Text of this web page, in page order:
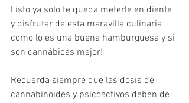
Listo ya solo te queda meterle en diente
y disfrutar de esta maravilla culinaria
como lo es una buena hamburguesa y si
son cannábicas mejor!
Recuerda siempre que las dosis de
cannabinoides y psicoactivos deben de